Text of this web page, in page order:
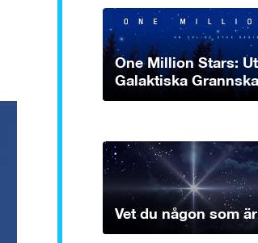
One Million Stars:
Galaktiska
Vet du någon som